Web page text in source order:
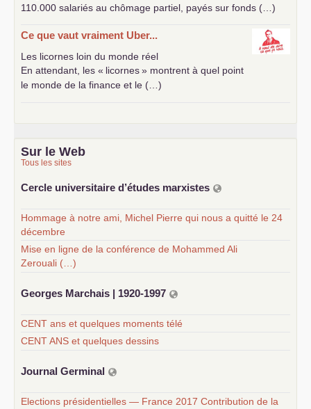
110.000 salariés au chômage partiel, payés sur fonds (…)
Ce que vaut vraiment Uber...
Les licornes loin du monde réel
En attendant, les « licornes» montrent à quel point
le monde de la finance et le (…)
Sur le Web
Tous les sites
Cercle universitaire d’études marxistes
Hommage à notre ami, Michel Pierre qui nous a quitté le 24
décembre
Mise en ligne de la conférence de Mohammed Ali
Zerouali (…)
Georges Marchais | 1920-1997
CENT ans et quelques moments télé
CENT ANS et quelques dessins
Journal Germinal
Elections présidentielles — France 2017 Contribution de la